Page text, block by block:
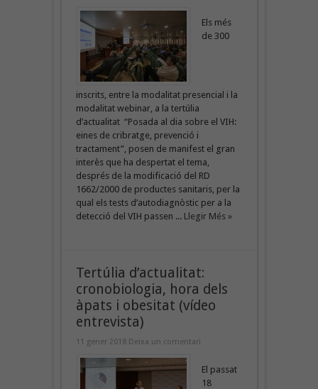
Els més
de 300
inscrits, entre la modalitat presencial i la
modalitat webinar, a la tertúlia
d’actualitat “Posada al dia sobre el VIH:
eines de cribratge, prevenció i
tractament”, posen de manifest el gran
interès que ha despertat el tema,
després de la modificació del RD
1662/2000 de productes sanitaris, per la
qual els tests d’autodiagnòstic per a la
detecció del VIH passen ... Llegir Més »
Tertúlia d’actualitat:
cronobiologia, hora dels
àpats i obesitat (vídeo
entrevista)
11 gener 2018 Deixa un comentari
El passat
18